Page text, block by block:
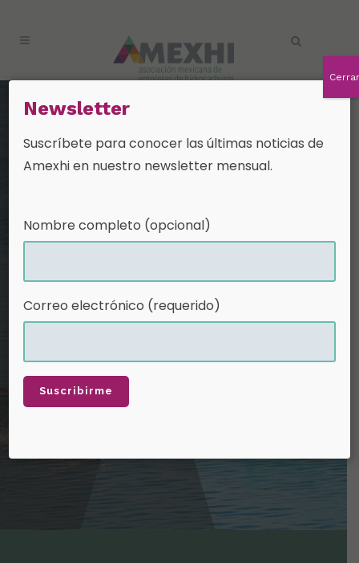
Nuestra
comunidad
comunidades con las que trabajamos
y promovemos los proyectos socio-
Newsletter
Suscríbete para conocer las últimas noticias de
Amexhi en nuestro newsletter mensual.
Nombre completo (opcional)
Correo electrónico (requerido)
Cerrar